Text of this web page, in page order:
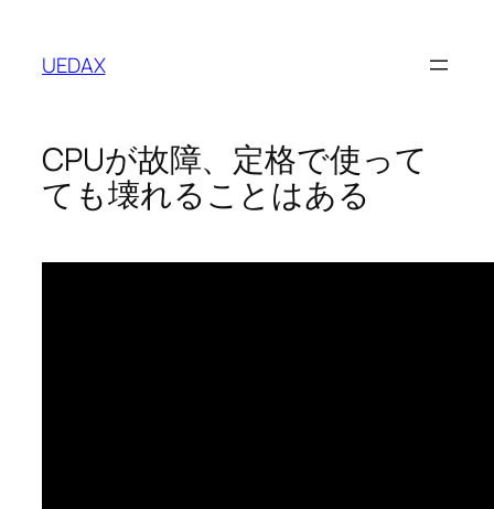
UEDAX
CPUが故障、定格で使って
ても壊れることはある